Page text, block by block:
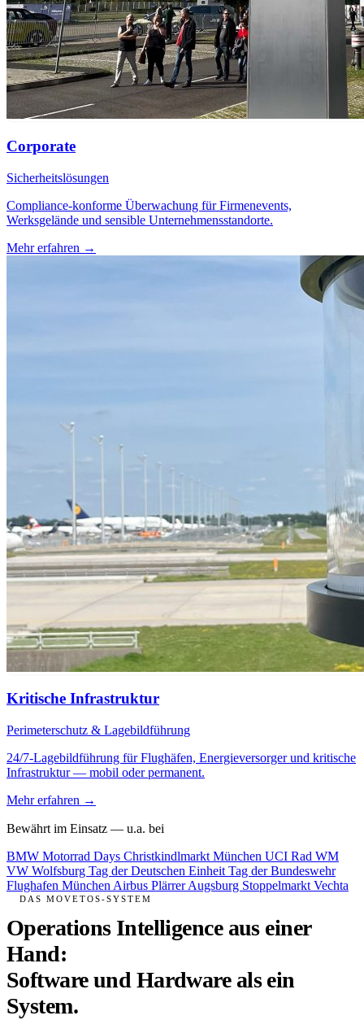
Corporate
Sicherheitslösungen
Compliance-konforme Überwachung für Firmenevents,
Werksgelände und sensible Unternehmensstandorte.
Mehr erfahren →
Kritische Infrastruktur
Perimeterschutz & Lagebildführung
24/7-Lagebildführung für Flughäfen, Energieversorger und kritische
Infrastruktur — mobil oder permanent.
Mehr erfahren →
Bewährt im Einsatz — u.a. bei
BMW Motorrad Days Christkindlmarkt München UCI Rad WM
VW Wolfsburg Tag der Deutschen Einheit Tag der Bundeswehr
Flughafen München Airbus Plärrer Augsburg Stoppelmarkt Vechta
DAS MOVETOS-SYSTEM
Operations Intelligence aus einer
Hand:
Software und Hardware als ein
System.